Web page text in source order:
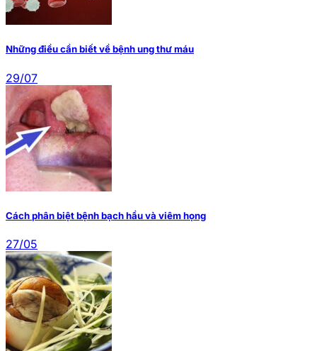
Những điều cần biết về bệnh ung thư máu
29/07
Cách phân biệt bệnh bạch hầu và viêm họng
27/05